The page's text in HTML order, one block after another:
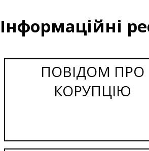
Інформаційні
ПОВІДОМ ПРО
КОРУПЦІЮ